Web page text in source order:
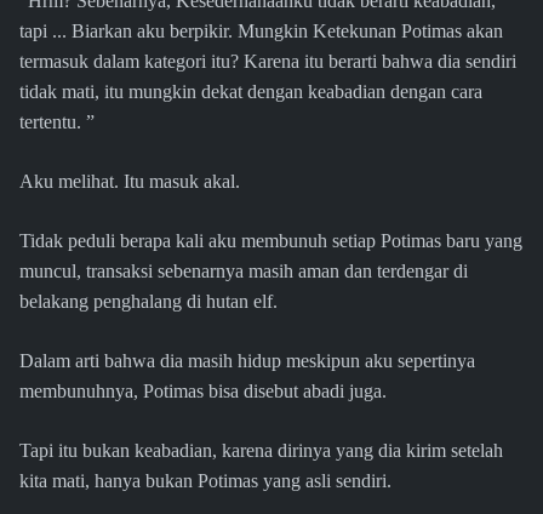
tapi ... Biarkan aku berpikir. Mungkin Ketekunan Potimas akan
termasuk dalam kategori itu? Karena itu berarti bahwa dia sendiri
tidak mati, itu mungkin dekat dengan keabadian dengan cara
tertentu. ”
Aku melihat. Itu masuk akal.
Tidak peduli berapa kali aku membunuh setiap Potimas baru yang
muncul, transaksi sebenarnya masih aman dan terdengar di
belakang penghalang di hutan elf.
Dalam arti bahwa dia masih hidup meskipun aku sepertinya
membunuhnya, Potimas bisa disebut abadi juga.
Tapi itu bukan keabadian, karena dirinya yang dia kirim setelah
kita mati, hanya bukan Potimas yang asli sendiri.